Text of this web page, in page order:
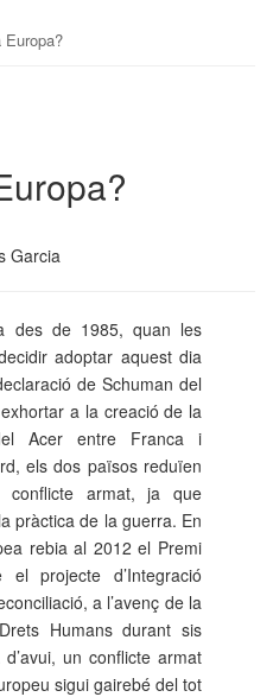
Europa?
Garcia
des de 1985, quan les
adoptar aquest dia
de Schuman del
a la creació de la
Acer entre Franca i
els dos països reduïen
conflicte armat, ja que
pràctica de la guerra. En
rebia al 2012 el Premi
projecte d’Integració
a l’avenç de la
Humans durant sis
un conflicte armat
sigui gairebé del tot